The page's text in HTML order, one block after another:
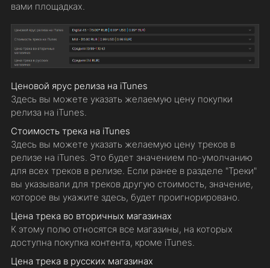
вами площадках.
Ценовой ярус релиза на iTunes
Здесь вы можете указать желаемую цену покупки
релиза на iTunes.
Стоимость трека на iTunes
Здесь вы можете указать желаемую цену треков в
релизе на iTunes. Это будет значением по-умолчанию
для всех треков в релизе. Если ранее в разделе "Треки"
вы указывали для треков другую стоимость, значение,
которое вы укажите здесь, будет проигнорировано.
Цена трека во вторичных магазинах
К этому полю относятся все магазины, на которых
доступна покупка контента, кроме iTunes.
Цена трека в русских магазинах